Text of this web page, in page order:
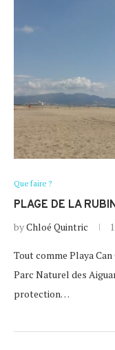
Que faire ?
PLAGE DE LA
byChloé Quintric
Tout comme Playa
Parc Naturel des
protection…